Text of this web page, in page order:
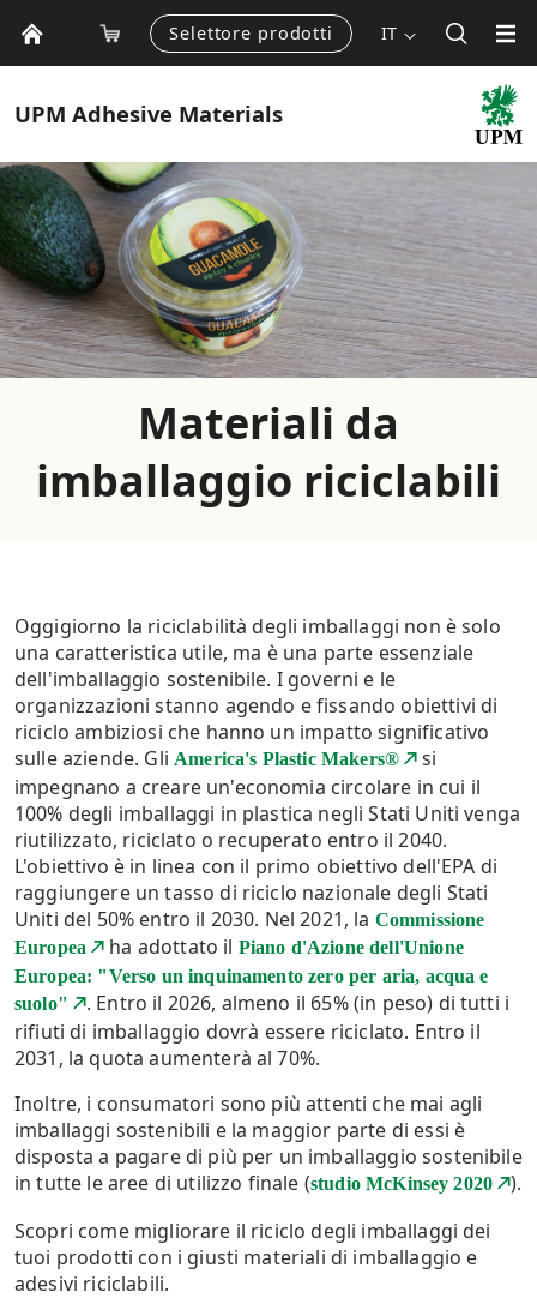
Selettore prodotti IT
UPM Adhesive Materials
Materiali da
imballaggio riciclabili
Oggigiorno la riciclabilità degli imballaggi non è solo
una caratteristica utile, ma è una parte essenziale
dell'imballaggio sostenibile. I governi e le
organizzazioni stanno agendo e fissando obiettivi di
riciclo ambiziosi che hanno un impatto significativo
sulle aziende. GliAmerica's Plastic Makers®
si
impegnano a creare un'economia circolare in cui il
100% degli imballaggi in plastica negli Stati Uniti venga
riutilizzato, riciclato o recuperato entro il 2040.
L'obiettivo è in linea con il primo obiettivo dell'EPA di
raggiungere un tasso di riciclo nazionale degli Stati
Uniti del 50% entro il 2030. Nel 2021, la Commissione
Europea
ha adottato il Piano d'Azione dell'Unione
Europea: "Verso un inquinamento zero per aria, acqua e
suolo"
. Entro il 2026, almeno il 65% (in peso) di tutti i
rifiuti di imballaggio dovrà essere riciclato. Entro il
2031, la quota aumenterà al 70%.
Inoltre, i consumatori sono più attenti che mai agli
imballaggi sostenibili e la maggior parte di essi è
disposta a pagare di più per un imballaggio sostenibile
in tutte le aree di utilizzo finale (studio McKinsey 2020
).
Scopri come migliorare il riciclo degli imballaggi dei
tuoi prodotti con i giusti materiali di imballaggio e
adesivi riciclabili.